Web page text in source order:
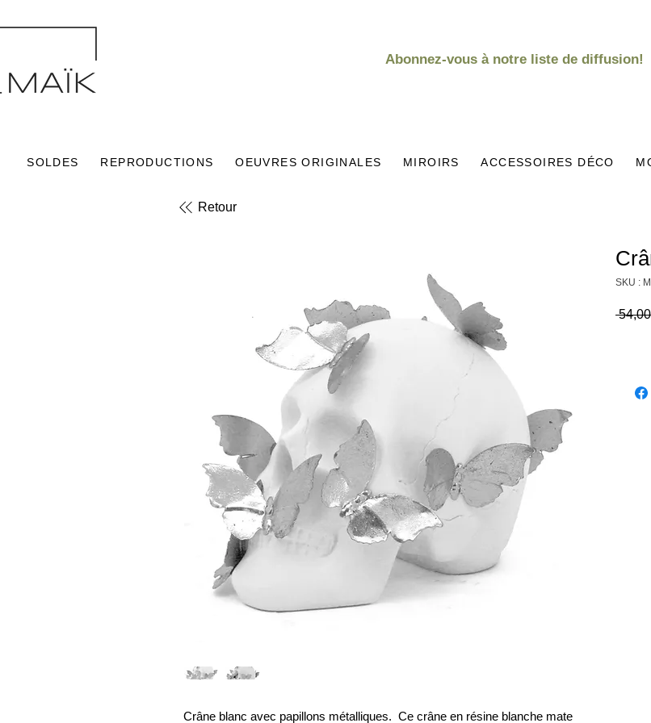
Abonnez-vous à notre liste de diffusion!
SOLDES REPRODUCTIONS OEUVRES ORIGINALES MIROIRS ACCESSOIRES DÉCO
Retour
Crâne blanc avec papillons métalliques. Ce crâne en résine blanche mate
SKU :